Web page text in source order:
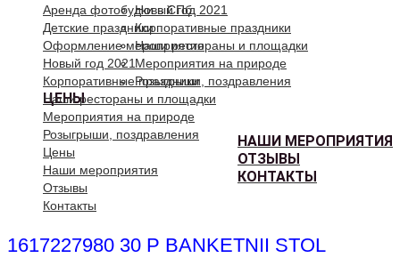
Новый год 2021
Корпоративные праздники
Наши рестораны и площадки
Мероприятия на природе
Розыгрыши, поздравления
ЦЕНЫ
НАШИ МЕРОПРИЯТИЯ
ОТЗЫВЫ
КОНТАКТЫ
Аренда фотобудки в СПб
Детские праздники
Оформление мероприятия
Новый год 2021
Корпоративные праздники
Наши рестораны и площадки
Мероприятия на природе
Розыгрыши, поздравления
Цены
Наши мероприятия
Отзывы
Контакты
1617227980 30 P BANKETNII STOL